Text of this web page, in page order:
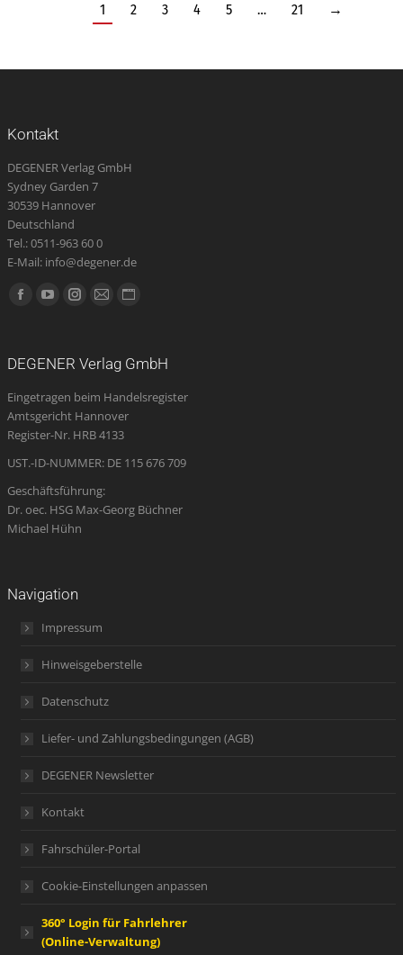
1 2 3 4 5 … 21 →
Kontakt
DEGENER Verlag GmbH
Sydney Garden 7
30539 Hannover
Deutschland
Tel.: 0511-963 60 0
E-Mail: info@degener.de
Finden Sie uns auf:
Facebook
new
window
YouTube
new
window
Instagram
new
window
E-
opens
in
new
Website
new
DEGENER Verlag GmbH
Eingetragen beim Handelsregister
Amtsgericht Hannover
Register-Nr. HRB 4133
UST.-ID-NUMMER: DE 115 676 709
Geschäftsführung:
Dr. oec. HSG Max-Georg Büchner
Michael Hühn
Navigation
Impressum
Hinweisgeberstelle
Datenschutz
Liefer- und Zahlungsbedingungen (AGB)
DEGENER Newsletter
Kontakt
Fahrschüler-Portal
Cookie-Einstellungen anpassen
360° Login für Fahrlehrer
(Online-Verwaltung)